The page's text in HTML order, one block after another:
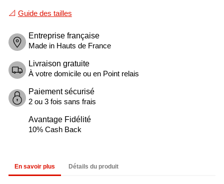
📐 Guide des tailles
Entreprise française
Made in Hauts de France
Livraison gratuite
À votre domicile ou en Point relais
Paiement sécurisé
2 ou 3 fois sans frais
Avantage Fidélité
10% Cash Back
En savoir plus Détails du produit